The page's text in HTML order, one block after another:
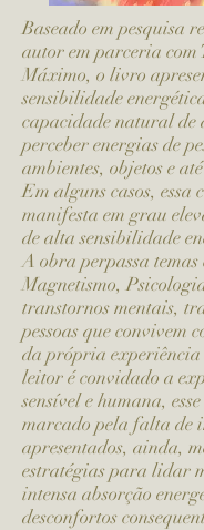
Baseado em pesquisa
autor em parceria com
Máximo, o livro
sensibilidade
capacidade natural de
perceber energias de
ambientes, objetos e
Em alguns casos, essa
manifesta em grau
de alta sensibilidade
A obra perpassa temas
Magnetismo,
transtornos mentais,
pessoas que convivem
da própria
leitor é convidado a
sensível e humana,
marcado pela falta de
apresentados, ainda,
estratégias para lidar
intensa absorção
desconfortos